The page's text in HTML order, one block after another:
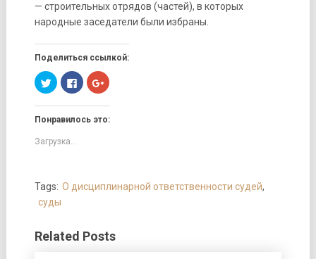
— строительных отрядов (частей), в которых
народные заседатели были избраны.
Поделиться ссылкой:
Нажмите,
чтобы
поделиться
на
(Открывается
новом
окне)
Нажмите
здесь,
чтобы
поделиться
на
Нажмите,
чтобы
в
(Открывается
Понравилось это:
Загрузка...
Tags: О дисциплинарной ответственности судей,
суды
Related Posts